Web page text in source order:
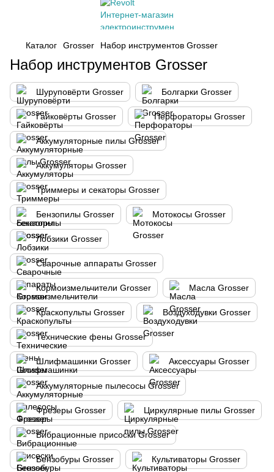
Каталог Grosser Набор инструментов Grosser
Набор инструментов Grosser
Шуруповёрти Grosser Болгарки Grosser
Гайковёрты Grosser Перфораторы Grosser
Аккумуляторные пилы Grosser
Аккумуляторы Grosser
Триммеры и секаторы Grosser
Бензопилы Grosser Мотокосы Grosser
Лобзики Grosser
Сварочные аппараты Grosser
Кормоизмельчители Grosser Масла Grosser
Краскопульты Grosser Воздуходувки Grosser
Технические фены Grosser
Шлифмашинки Grosser Аксессуары Grosser
Аккумуляторные пылесосы Grosser
Фрезеры Grosser Циркулярные пилы Grosser
Вибрационные присоски Grosser
Бензобуры Grosser Культиваторы Grosser